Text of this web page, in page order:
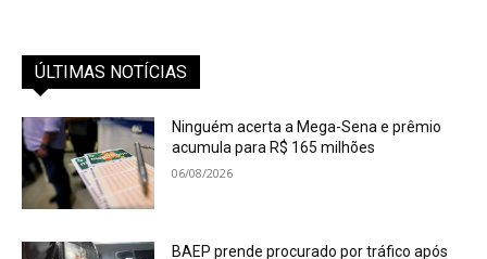
ÚLTIMAS NOTÍCIAS
Ninguém acerta a Mega-Sena e prêmio
acumula para R$ 165 milhões
06/08/2026
BAEP prende procurado por tráfico após